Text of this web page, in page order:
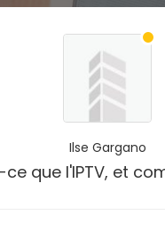
Ilse Gargano